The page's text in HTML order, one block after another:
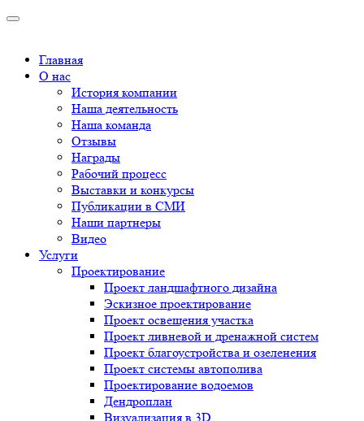
Главная
О нас
История компании
Наша деятельность
Наша команда
Отзывы
Награды
Рабочий процесс
Выставки и конкурсы
Публикации в СМИ
Наши партнеры
Видео
Услуги
Проектирование
Проект ландшафтного дизайна
Эскизное проектирование
Проект освещения участка
Проект ливневой и дренажной систем
Проект благоустройства и озеленения
Проект системы автополива
Проектирование водоемов
Дендроплан
Визуализация в 3D